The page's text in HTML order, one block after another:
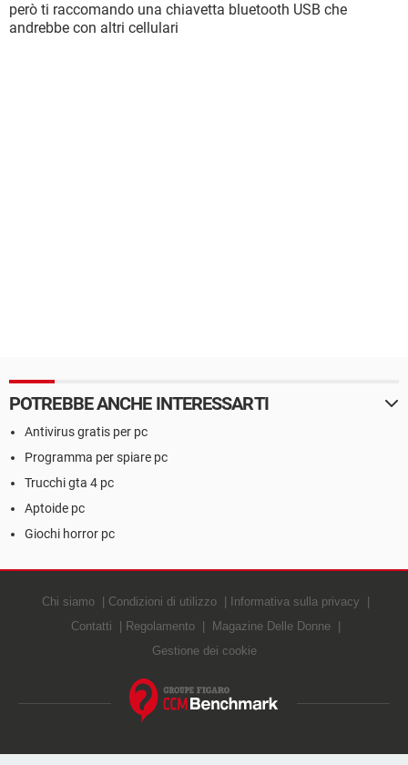
però ti raccomando una chiavetta bluetooth USB che
andrebbe con altri cellulari
POTREBBE ANCHE INTERESSARTI
Antivirus gratis per pc
Programma per spiare pc
Trucchi gta 4 pc
Aptoide pc
Giochi horror pc
Chi siamo Condizioni di utilizzo
Informativa sulla privacy
Contatti
Regolamento
Magazine Delle Donne
Gestione dei cookie